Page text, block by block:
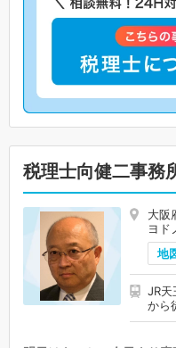
税理士向健二事務
大阪
ヨド
地
JR天
から